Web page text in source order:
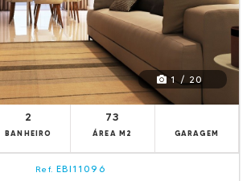
1 / 20
2
BANHEIRO
73
ÁREA M2 GARAGEM
Ref. EBI11096